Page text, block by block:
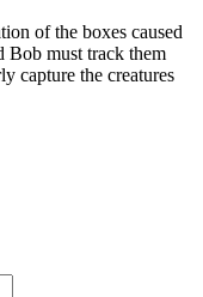
of the boxes caused
Bob must track them
capture the creatures